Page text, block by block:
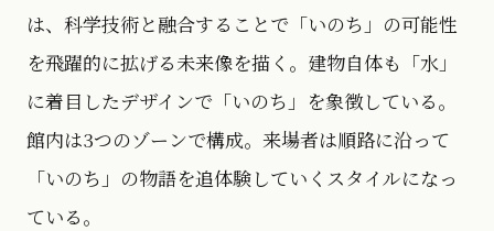
は、科学技術と融合することで「いのち」の可能性
を飛躍的に拡げる未来像を描く。建物自体も「水」
に着目したデザインで「いのち」を象徴している。
館内は3つのゾーンで構成。来場者は順路に沿って
「いのち」の物語を追体験していくスタイルになっ
ている。